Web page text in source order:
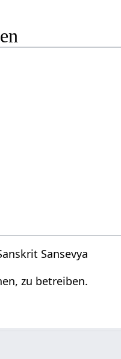
Sansevya
zu betreiben.